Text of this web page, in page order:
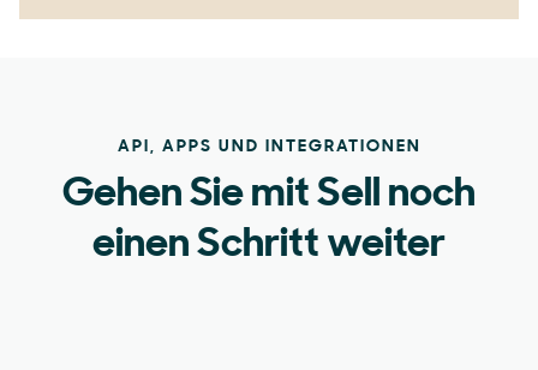
API, APPS UND INTEGRATIONEN
Gehen Sie mit Sell noch
einen Schritt weiter